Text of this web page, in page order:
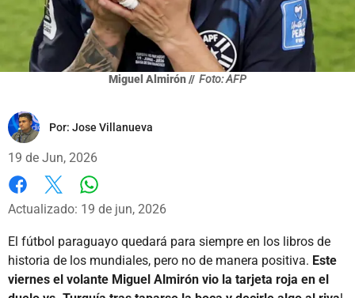
Miguel Almirón // Foto: AFP
Por: Jose Villanueva
19 de Jun, 2026
Facebook
X Whatsapp
Actualizado: 19 de jun, 2026
El fútbol paraguayo quedará para siempre en los libros de
historia de los mundiales, pero no de manera positiva. Este
viernes el volante Miguel Almirón vio la tarjeta roja en el